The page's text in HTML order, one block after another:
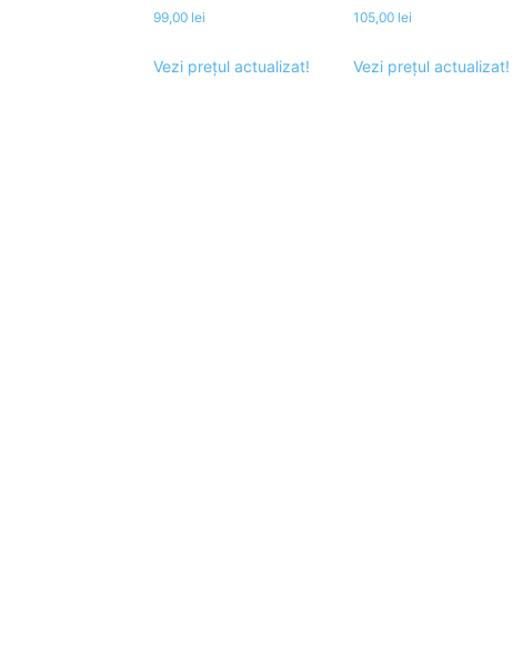
99,00 lei
Vezi prețul actualizat!
105,00 lei
Vezi prețul actualizat!